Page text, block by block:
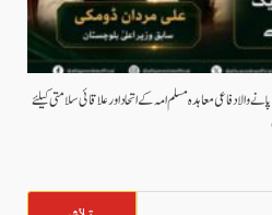
دفاعی معاہدہ مسلم امہ کے اتحاد اور علاقائی سلامتی کیلئے